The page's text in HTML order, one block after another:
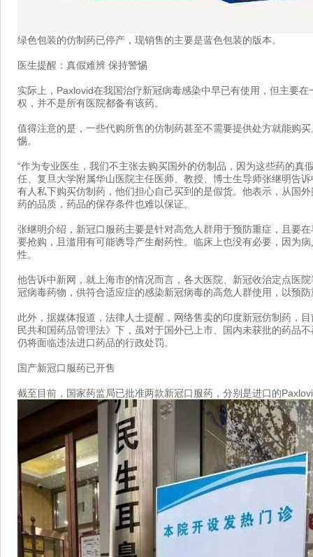
绿色包装的仿制药已停产，现销售的主要是蓝色包装的版本。
医生提醒：真假难辨 保持警惕
实际上，Paxlovid在我国治疗新冠病毒感染中早已有使用，但主要
权，并不是所有医院都备有该药。
值得注意的是，一些代购所售的仿制药甚至不需要提供处方就能购
惕。
“作为专业医生，我们不主张去购买国外的仿制品，因为这些药的真
任、复旦大学附属华山医院主任医师、教授、博士生导师张继明告
有人私下购买仿制药，他们担心自己买到的是假货。他表示，从国
药的品质，药品的保存条件也难以保证。
张继明介绍，新冠口服药主要是针对高危人群用于预防重症，且要
要抢购，且滥用有可能诱导产生耐药性。临床上也没有必要，因为
性。
他告诉中新网，就上海市的情况而言，各大医院、新冠收治定点医
冠病毒药物，供符合适应症的感染新冠病毒的高危人群使用，以预
此外，据媒体报道，法律人士提醒，网络售卖的印度新冠仿制药，
民共和国药品管理法》下，虽对于国外已上市、国内未获批的药品
仍将面临违法进口药品的行政处罚。
国产新冠口服药已开售
截至目前，国家药监局已批准两款新冠口服药，分别是进口的